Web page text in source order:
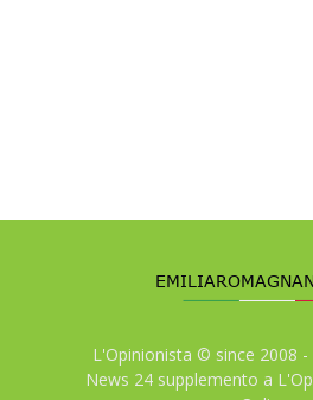
L'Opinionista © since 2008 -
News 24 supplemento a